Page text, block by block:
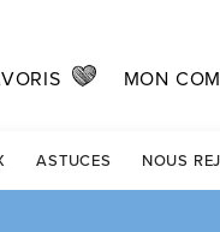
MON
ASTUCES NOUS